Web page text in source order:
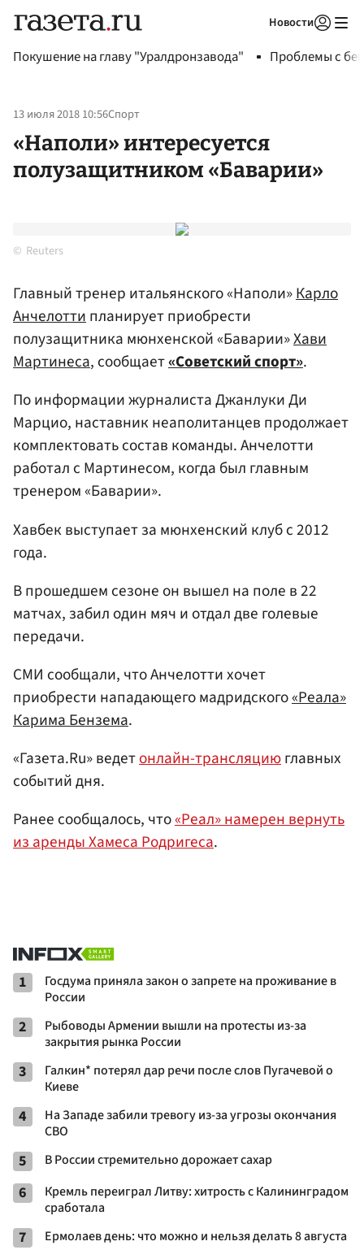
Новости
Покушение на главу "Уралдронзавода" Проблемы с
13 июля 2018 10:56Спорт
«Наполи» интересуется
полузащитником «Баварии»
Reuters
Главный тренер итальянского «Наполи»Карло
Анчелоттипланирует приобрести
полузащитника мюнхенской «Баварии»Хави
Мартинеса, сообщает«Советский спорт».
По информации журналиста Джанлуки Ди
Марцио, наставник неаполитанцев продолжает
комплектовать состав команды. Анчелотти
работал с Мартинесом, когда был главным
тренером «Баварии».
Хавбек выступает за мюнхенский клуб с 2012
года.
В прошедшем сезоне он вышел на поле в 22
матчах, забил один мяч и отдал две голевые
передачи.
СМИ сообщали, что Анчелотти хочет
приобрести нападающего мадридского«Реала»
Карима Бензема.
«Газета.Ru» ведетонлайн-трансляциюглавных
событий дня.
Ранее сообщалось, что«Реал» намерен вернуть
из аренды Хамеса Родригеса.
1
Госдума приняла закон о запрете на проживание в
России
2
Рыбоводы Армении вышли на протесты из-за
закрытия рынка России
3
Галкин* потерял дар речи после слов Пугачевой о
Киеве
4
На Западе забили тревогу из-за угрозы окончания
СВО
5 В России стремительно дорожает сахар
6
Кремль переиграл Литву: хитрость с Калининградом
сработала
7 Ермолаев день: что можно и нельзя делать 8 августа